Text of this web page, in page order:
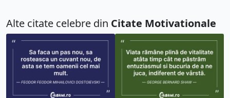
Alte citate celebre din Citate Motivationale